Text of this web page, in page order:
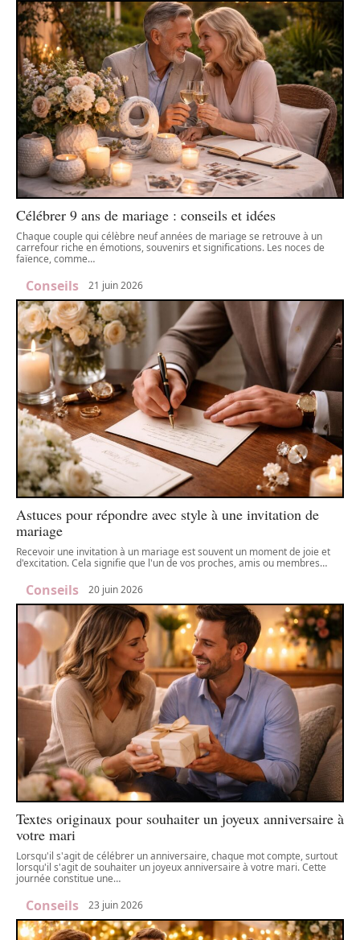
Célébrer 9 ans de mariage : conseils et idées
Chaque couple qui célèbre neuf années de mariage se retrouve à un
carrefour riche en émotions, souvenirs et significations. Les noces de
faïence, comme…
Conseils 21 juin 2026
Astuces pour répondre avec style à une invitation de
mariage
Recevoir une invitation à un mariage est souvent un moment de joie et
d'excitation. Cela signifie que l'un de vos proches, amis ou membres…
Conseils 20 juin 2026
Textes originaux pour souhaiter un joyeux anniversaire à
votre mari
Lorsqu'il s'agit de célébrer un anniversaire, chaque mot compte, surtout
lorsqu'il s'agit de souhaiter un joyeux anniversaire à votre mari. Cette
journée constitue une…
Conseils 23 juin 2026